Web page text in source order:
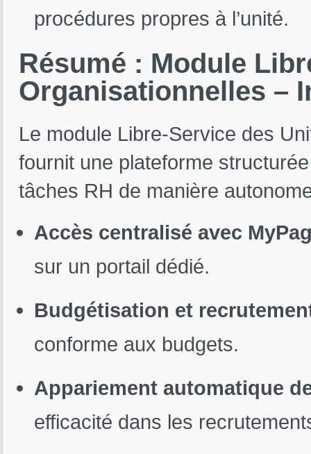
procédures propres à l’unité.
Résumé : Module
Organisationnelles –
Le module Libre-Service des
fournit une plateforme
tâches RH de manière
Accès centralisé avec
sur un portail dédié.
Budgétisation et
conforme aux budgets.
Appariement automatique
efficacité dans les